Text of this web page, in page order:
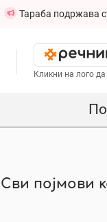
Тараба подржава
Кликни на лого
Сви појмови